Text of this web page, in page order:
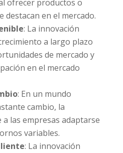
ofrecer productos o
destacan en el mercado.
: La innovación
a largo plazo
de mercado y
en el mercado
: En un mundo
cambio, la
las empresas adaptarse
variables.
: La innovación